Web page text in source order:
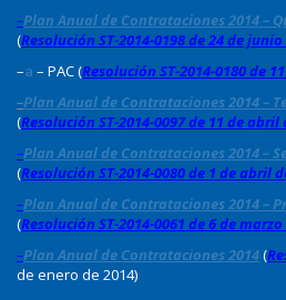
–Plan Anual de Contrataciones 2014 –
(Resolución ST-2014-0198 de 24 de junio
–a – PAC (Resolución ST-2014-0180 de
–Plan Anual de Contrataciones 2014 –
(Resolución ST-2014-0097 de 11 de abril
–Plan Anual de Contrataciones 2014 –
(Resolución ST-2014-0080 de 1 de abril
–Plan Anual de Contrataciones 2014 –
(Resolución ST-2014-0061 de 6 de marzo
–Plan Anual de Contrataciones 2014(
de enero de 2014)